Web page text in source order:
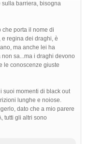
sulla barriera, bisogna
che porta il nome di
e regina dei draghi, è
ma anche lei ha
sa...ma i draghi devono
le conoscenze giuste
suoi momenti di black out
lunghe e noiose.
dato che a mio parere
tutti gli altri sono